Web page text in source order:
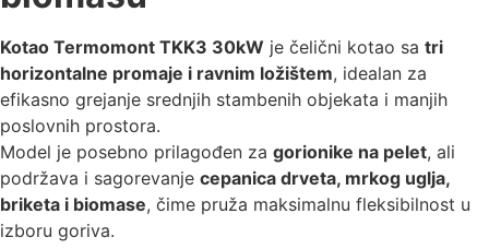
Kotao Termomont TKK3 30kW je čelični kotao sa tri
horizontalne promaje i ravnim ložištem, idealan za
efikasno grejanje srednjih stambenih objekata i manjih
poslovnih prostora.
Model je posebno prilagođen za gorionike na pelet, ali
podržava i sagorevanje cepanica drveta, mrkog uglja,
briketa i biomase, čime pruža maksimalnu fleksibilnost u
izboru goriva.